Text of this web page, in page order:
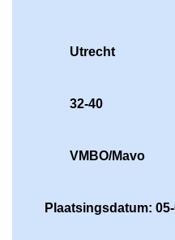
Utrecht
32-40
VMBO/Mavo
Plaatsingsdatum: